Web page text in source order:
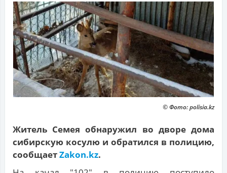
© Фото: polisia.kz
Житель Семея обнаружил во дворе дома
сибирскую косулю и обратился в полицию,
сообщаетZakon.kz.